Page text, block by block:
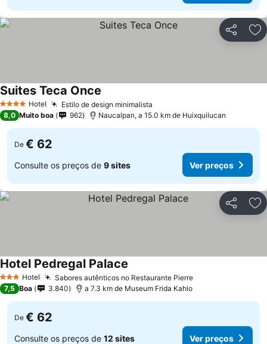
Partilhar
4 EstrelasHotel Estilo de design minimalista
Suites Teca Once
8,0 Muito boa 962 Naucalpan, a 15.0 km de Huixquilucan
De € 62
Consulte os preços de 9 sites Ver preços
Partilhar
3 EstrelasHotel Sabores autênticos no Restaurante PierreVer preços
Hotel Pedregal Palace
7,5 Boa 3.840 a 7.3 km de Museum Frida Kahlo
De € 62
Consulte os preços de 12 sites Ver preços